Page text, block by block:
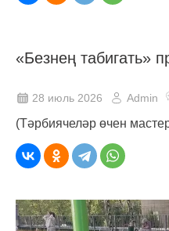
«Безнең табигать»
28 июль 2026 Admin
(Тәрбиячеләр өчен